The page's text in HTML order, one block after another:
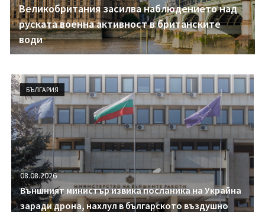
Великобритания засилва наблюдението над
руската военна активност в британските
води
БЪЛГАРИЯ
08.08.2026
Външният министър извика посланика на Украйна
заради дрона, нахлул в българското въздушно